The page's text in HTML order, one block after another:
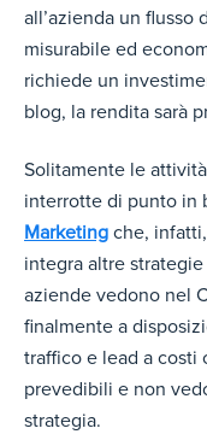
all’azienda un
misurabile ed
richiede un
blog, la rendita sarà
Solitamente le
interrotte di punto in
Marketing che,
integra altre
aziende vedono nel
finalmente a
traffico e lead a
prevedibili e non
strategia.